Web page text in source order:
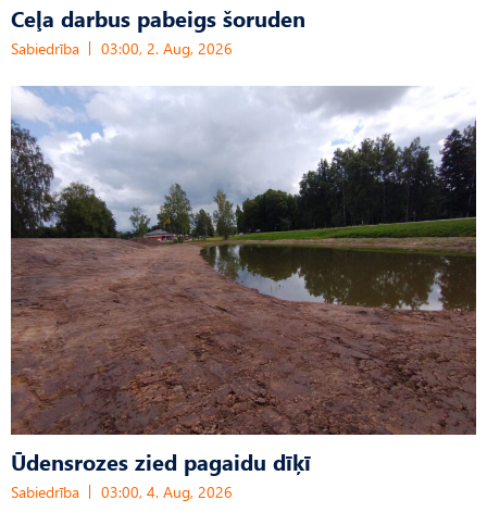
Ceļa darbus pabeigs šoruden
Sabiedrība 03:00, 2. Aug, 2026
Ūdensrozes zied pagaidu dīķī
Sabiedrība 03:00, 4. Aug, 2026